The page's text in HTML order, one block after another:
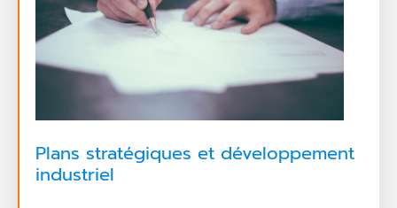
Plans stratégiques et développement
industriel